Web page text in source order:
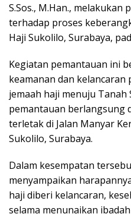
S.Sos., M.Han.,
terhadap proses
Haji Sukolilo, Surabaya,
Kegiatan pemantauan ini
keamanan dan
jemaah haji menuju Tanah
pemantauan berlangsung
terletak di Jalan Manyar
Sukolilo, Surabaya.
Dalam kesempatan
menyampaikan
haji diberi kelancaran,
selama menunaikan